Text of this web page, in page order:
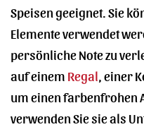
Speisen geeignet. Sie
Elemente verwendet
persönliche Note zu
auf einem Regal , einer
um einen farbenfrohen
verwenden Sie sie als